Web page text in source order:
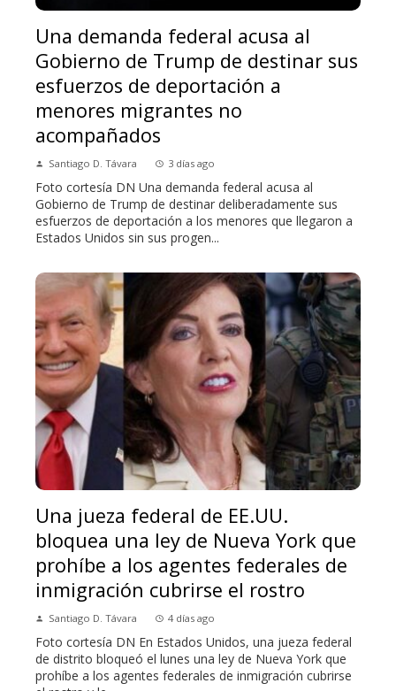
Una demanda federal acusa al
Gobierno de Trump de destinar sus
esfuerzos de deportación a
menores migrantes no
acompañados
Santiago D. Távara 3 días ago
Foto cortesía DN Una demanda federal acusa al
Gobierno de Trump de destinar deliberadamente sus
esfuerzos de deportación a los menores que llegaron a
Estados Unidos sin sus progen...
Una jueza federal de EE.UU.
bloquea una ley de Nueva York que
prohíbe a los agentes federales de
inmigración cubrirse el rostro
Santiago D. Távara 4 días ago
Foto cortesía DN En Estados Unidos, una jueza federal
de distrito bloqueó el lunes una ley de Nueva York que
prohíbe a los agentes federales de inmigración cubrirse